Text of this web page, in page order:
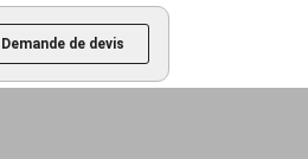
Demande de devis